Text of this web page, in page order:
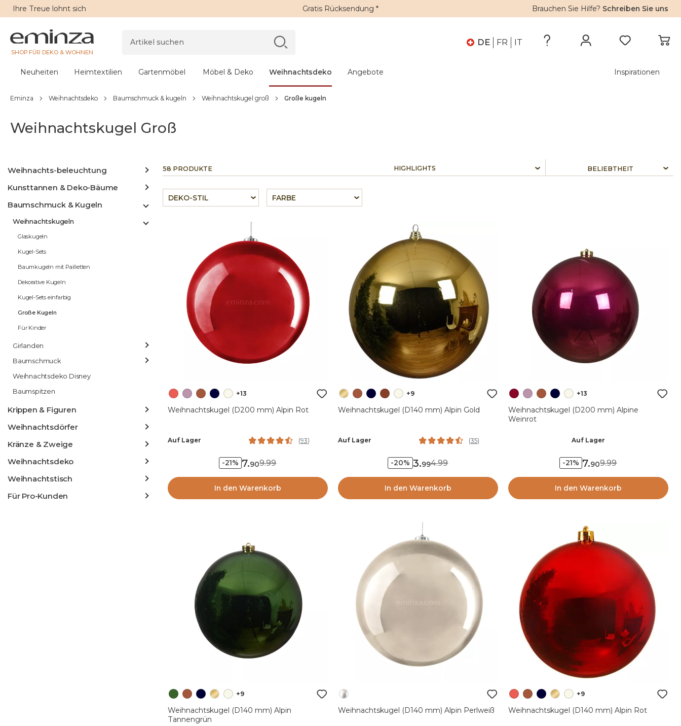
Ihre Treue lohnt sich Gratis Rücksendung * Brauchen Sie Hilfe? Schreiben Sie uns
SHOP FÜR DEKO & WOHNEN
DE FR IT
Neuheiten Heimtextilien Gartenmöbel Möbel & Deko Weihnachtsdeko Angebote Inspirationen
Eminza Weihnachtsdeko Baumschmuck & kugeln Weihnachtskugel groß Große kugeln
Weihnachtskugel Groß
Weihnachts-beleuchtung
Kunsttannen & Deko-Bäume
Baumschmuck & Kugeln
Weihnachtskugeln
Glaskugeln
Kugel-Sets
Baumkugeln mit Pailletten
Dekorative Kugeln
Kugel-Sets einfarbig
Große Kugeln
Für Kinder
Girlanden
Baumschmuck
Weihnachtsdeko Disney
Baumspitzen
Krippen & Figuren
Weihnachtsdörfer
Kränze & Zweige
Weihnachtsdeko
Weihnachtstisch
Für Pro-Kunden
58 PRODUKTE HIGHLIGHTS
DEKO-STIL FARBE
+13
Weihnachtskugel (D200 mm) Alpin Rot
Auf Lager (93)
-21% 7.909.99
In den Warenkorb
+9
Weihnachtskugel (D140 mm) Alpin Gold
Auf Lager (35)
-20% 3.994.99
In den Warenkorb
+13
Weihnachtskugel (D200 mm) Alpine
Weinrot
Auf Lager
-21% 7.909.99
In den Warenkorb
+9
Weihnachtskugel (D140 mm) Alpin
Tannengrün
Weihnachtskugel (D140 mm) Alpin Perlweiß
+9
Weihnachtskugel (D140 mm) Alpin Rot